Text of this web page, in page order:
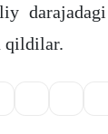
qildilar.